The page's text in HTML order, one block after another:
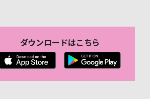
ダウンロードはこちら